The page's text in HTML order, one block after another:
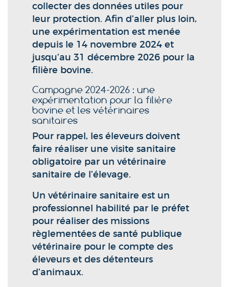
collecter des données utiles pour
leur protection. Afin d’aller plus loin,
une expérimentation est menée
depuis le 14 novembre 2024 et
jusqu’au 31 décembre 2026 pour la
filière bovine.
Campagne 2024-2026 : une
expérimentation pour la filière
bovine et les vétérinaires
sanitaires
Pour rappel, les éleveurs doivent
faire réaliser une visite sanitaire
obligatoire par un vétérinaire
sanitaire de l’élevage.
Un vétérinaire sanitaire est un
professionnel habilité par le préfet
pour réaliser des missions
règlementées de santé publique
vétérinaire pour le compte des
éleveurs et des détenteurs
d’animaux.